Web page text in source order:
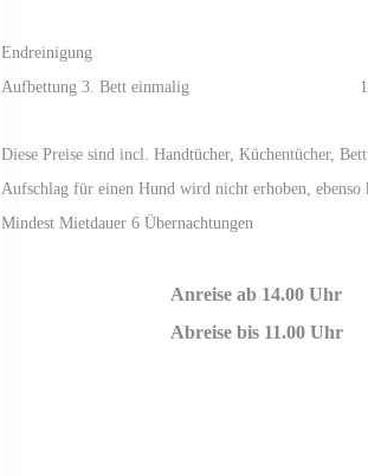
Endreinigung
Aufbettung 3.
Diese Preise sind incl. Handtücher, Küchentücher,
Aufschlag für einen Hund wird nicht erhoben, ebenso
Mindest Mietdauer 6 Übernachtungen
Anreise ab 14.00 Uhr
Abreise bis 11.00 Uhr